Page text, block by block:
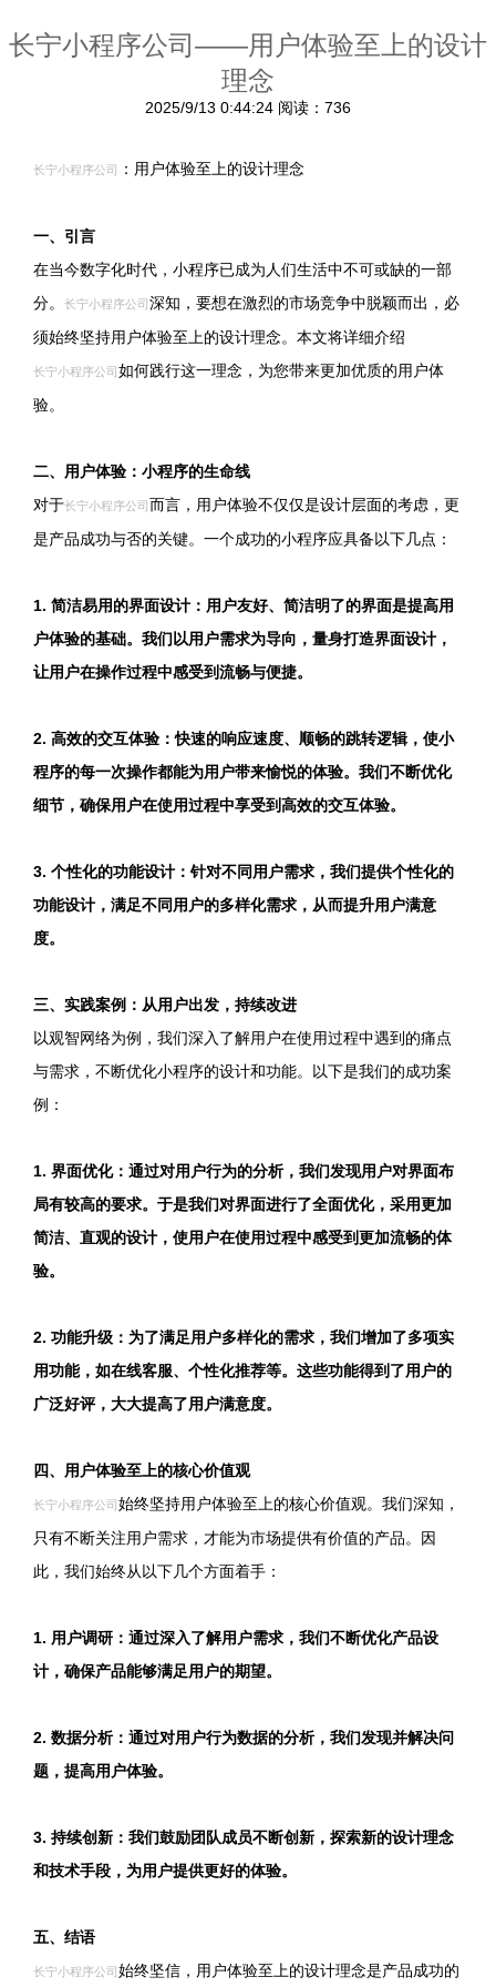
长宁小程序公司——用户体验至上的设计
理念
2025/9/13 0:44:24 阅读：736
长宁小程序公司 ：用户体验至上的设计理念
一、引言
在当今数字化时代，小程序已成为人们生活中不可或缺的一部
分。
长宁小程序公司 深知，要想在激烈的市场竞争中脱颖而出，必
须始终坚持用户体验至上的设计理念。本文将详细介绍
长宁小程序公司 如何践行这一理念，为您带来更加优质的用户体
验。
二、用户体验：小程序的生命线
对于长宁小程序公司 而言，用户体验不仅仅是设计层面的考虑，更
是产品成功与否的关键。一个成功的小程序应具备以下几点：
1. 简洁易用的界面设计：用户友好、简洁明了的界面是提高用
户体验的基础。我们以用户需求为导向，量身打造界面设计，
让用户在操作过程中感受到流畅与便捷。
2. 高效的交互体验：快速的响应速度、顺畅的跳转逻辑，使小
程序的每一次操作都能为用户带来愉悦的体验。我们不断优化
细节，确保用户在使用过程中享受到高效的交互体验。
3. 个性化的功能设计：针对不同用户需求，我们提供个性化的
功能设计，满足不同用户的多样化需求，从而提升用户满意
度。
三、实践案例：从用户出发，持续改进
以观智网络为例，我们深入了解用户在使用过程中遇到的痛点
与需求，不断优化小程序的设计和功能。以下是我们的成功案
例：
1. 界面优化：通过对用户行为的分析，我们发现用户对界面布
局有较高的要求。于是我们对界面进行了全面优化，采用更加
简洁、直观的设计，使用户在使用过程中感受到更加流畅的体
验。
2. 功能升级：为了满足用户多样化的需求，我们增加了多项实
用功能，如在线客服、个性化推荐等。这些功能得到了用户的
广泛好评，大大提高了用户满意度。
四、用户体验至上的核心价值观
长宁小程序公司 始终坚持用户体验至上的核心价值观。我们深知，
只有不断关注用户需求，才能为市场提供有价值的产品。因
此，我们始终从以下几个方面着手：
1. 用户调研：通过深入了解用户需求，我们不断优化产品设
计，确保产品能够满足用户的期望。
2. 数据分析：通过对用户行为数据的分析，我们发现并解决问
题，提高用户体验。
3. 持续创新：我们鼓励团队成员不断创新，探索新的设计理念
和技术手段，为用户提供更好的体验。
五、结语
长宁小程序公司 始终坚信，用户体验至上的设计理念是产品成功的